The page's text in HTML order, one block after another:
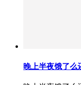
晚上半夜饿了么